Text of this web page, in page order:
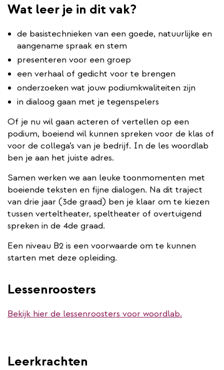
Wat leer je in dit vak?
de basistechnieken van een goede, natuurlijke en
aangename spraak en stem
presenteren voor een groep
een verhaal of gedicht voor te brengen
onderzoeken wat jouw podiumkwaliteiten zijn
in dialoog gaan met je tegenspelers
Of je nu wil gaan acteren of vertellen op een
podium, boeiend wil kunnen spreken voor de klas of
voor de collega’s van je bedrijf. In de les woordlab
ben je aan het juiste adres.
Samen werken we aan leuke toonmomenten met
boeiende teksten en fijne dialogen. Na dit traject
van drie jaar (3de graad) ben je klaar om te kiezen
tussen verteltheater, speltheater of overtuigend
spreken in de 4de graad.
Een niveau B2 is een voorwaarde om te kunnen
starten met deze opleiding.
Lessenroosters
Bekijk hier de lessenroosters voor woordlab.
Leerkrachten